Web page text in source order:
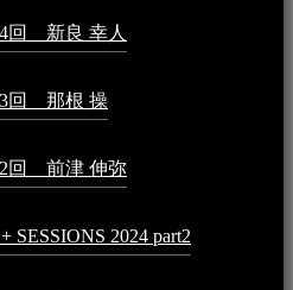
回 新良 幸人
回 那根 操
回 前津 伸弥
SESSIONS 2024 part2